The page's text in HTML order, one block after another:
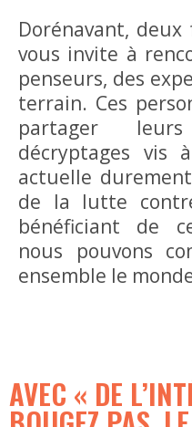
Dorénavant,
vous invite à
penseurs, des
terrain. Ces
partager
décryptages vis
actuelle
de la lutte
bénéficiant de
nous pouvons
ensemble le
AVEC « DE